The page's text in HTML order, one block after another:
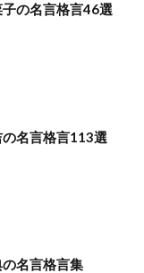
の名言格言46選
名言格言113選
名言格言集